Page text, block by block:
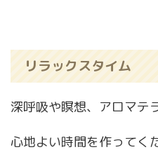
リラックスタイム
深呼吸や瞑想、アロマテ
心地よい時間を作ってく